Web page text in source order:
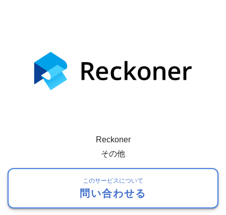
Reckoner
その他
このサービスについて
問い合わせる